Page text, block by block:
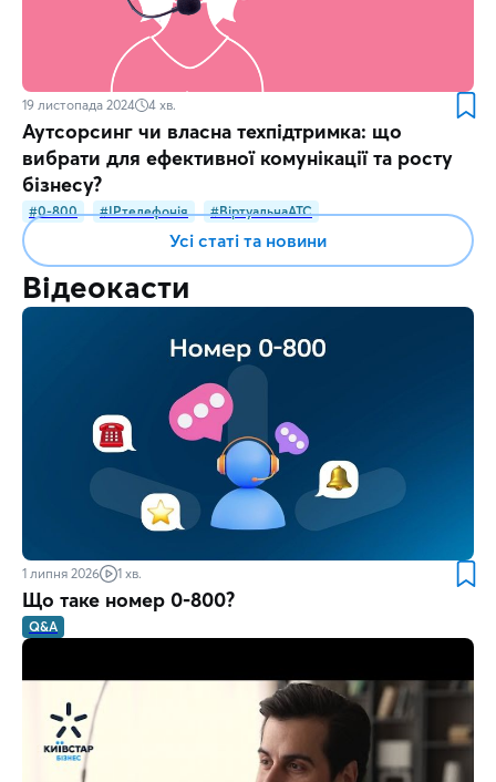
19 листопада 2024 4 хв.
Аутсорсинг чи власна техпідтримка: що
вибрати для ефективної комунікації та росту
бізнесу?
#0-800 #IPтелефонія #ВіртуальнаATC
Усі статі та новини
Відеокасти
1 липня 2026 1 хв.
Що таке номер 0-800?
Q&A